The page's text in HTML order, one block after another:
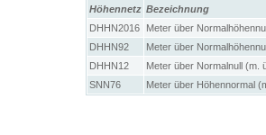
Höhennetz Bezeichnung
DHHN2016
Meter über
DHHN92
Meter über
DHHN12
Meter über Normalnull (m.
SNN76
Meter über Höhennormal